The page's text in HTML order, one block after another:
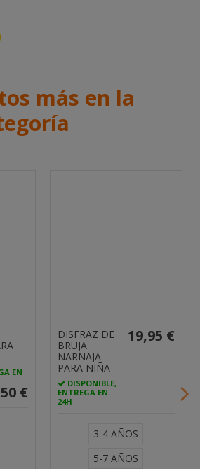
más en la
EN
€
DISFRAZ DE
BRUJA
NARNAJA
PARA NIÑA
DISPONIBLE,
ENTREGA EN
24H
19,95 €
3-4 AÑOS
5-7 AÑOS